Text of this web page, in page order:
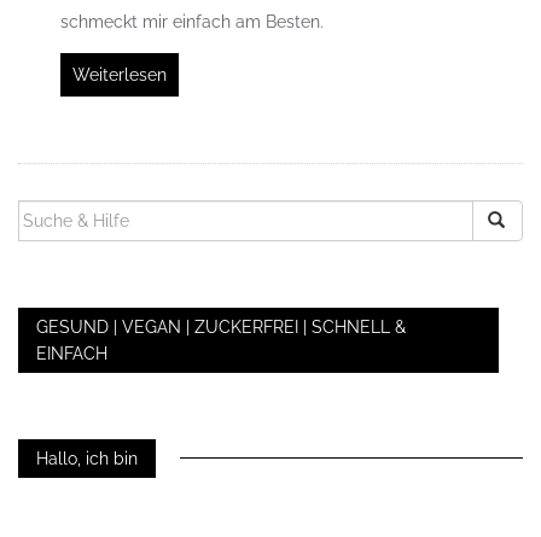
schmeckt mir einfach am Besten.
Weiterlesen
SUCHEN
NACH:
GESUND | VEGAN | ZUCKERFREI | SCHNELL &
EINFACH
Hallo, ich bin